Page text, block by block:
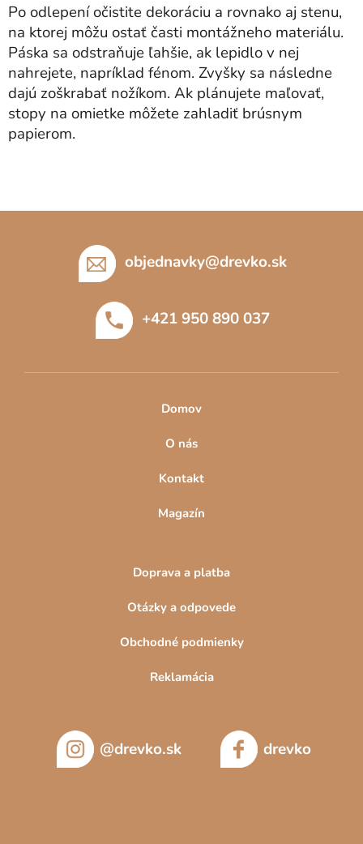
Po odlepení očistite dekoráciu a rovnako aj stenu,
na ktorej môžu ostať časti montážneho materiálu.
Páska sa odstraňuje ľahšie, ak lepidlo v nej
nahrejete, napríklad fénom. Zvyšky sa následne
dajú zoškrabať nožíkom. Ak plánujete maľovať,
stopy na omietke môžete zahladiť brúsnym
papierom.
objednavky@drevko.sk
+421 950 890 037
Domov
O nás
Kontakt
Magazín
Doprava a platba
Otázky a odpovede
Obchodné podmienky
Reklamácia
@drevko.sk drevko